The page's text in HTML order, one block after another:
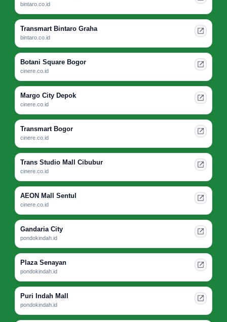
bintaro.co.id
Transmart Bintaro Graha
bintaro.co.id
Botani Square Bogor
cinere.co.id
Margo City Depok
cinere.co.id
Transmart Bogor
cinere.co.id
Trans Studio Mall Cibubur
cinere.co.id
AEON Mall Sentul
cinere.co.id
Gandaria City
pondokindah.id
Plaza Senayan
pondokindah.id
Puri Indah Mall
pondokindah.id